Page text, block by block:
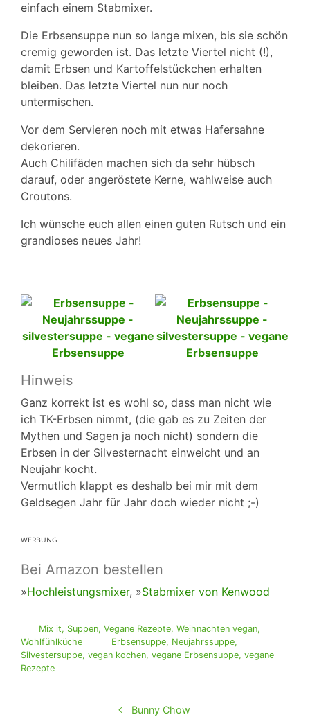
einfach einem Stabmixer.
Die Erbsensuppe nun so lange mixen, bis sie schön
cremig geworden ist. Das letzte Viertel nicht (!),
damit Erbsen und Kartoffelstückchen erhalten
bleiben. Das letzte Viertel nun nur noch
untermischen.
Vor dem Servieren noch mit etwas Hafersahne
dekorieren.
Auch Chilifäden machen sich da sehr hübsch
darauf, oder angeröstete Kerne, wahlweise auch
Croutons.
Ich wünsche euch allen einen guten Rutsch und ein
grandioses neues Jahr!
Hinweis
Ganz korrekt ist es wohl so, dass man nicht wie
ich TK-Erbsen nimmt, (die gab es zu Zeiten der
Mythen und Sagen ja noch nicht) sondern die
Erbsen in der Silvesternacht einweicht und an
Neujahr kocht.
Vermutlich klappt es deshalb bei mir mit dem
Geldsegen Jahr für Jahr doch wieder nicht ;-)
ᵂᴱᴿᴮᵁᴺᴳ
Bei Amazon bestellen
»Hochleistungsmixer, »Stabmixer von Kenwood
Mix it, Suppen, Vegane Rezepte, Weihnachten vegan,
Wohlfühlküche
Erbsensuppe, Neujahrssuppe,
Silvestersuppe, vegan kochen, vegane Erbsensuppe, vegane
Rezepte
Bunny Chow